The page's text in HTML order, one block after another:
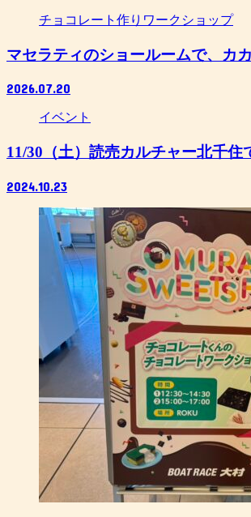
チョコレート作りワークショップ
マセラティのショールームで、カ
2026.07.20
イベント
11/30（土）読売カルチャー北千
2024.10.23